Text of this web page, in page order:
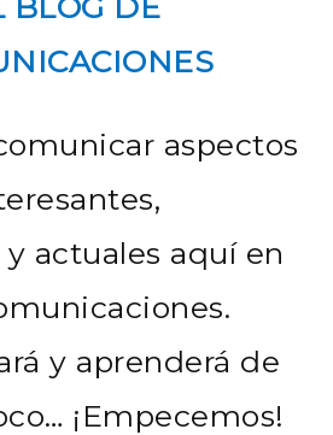
BLOG DE
aspectos
actuales aquí en
y aprenderá de
¡Empecemos!